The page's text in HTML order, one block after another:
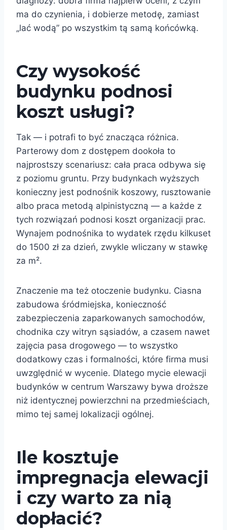
ma do czynienia, i dobierze metodę, zamiast
„lać wodą” po wszystkim tą samą końcówką.
Czy wysokość
budynku podnosi
koszt usługi?
Tak — i potrafi to być znacząca różnica.
Parterowy dom z dostępem dookoła to
najprostszy scenariusz: cała praca odbywa się
z poziomu gruntu. Przy budynkach wyższych
konieczny jest podnośnik koszowy, rusztowanie
albo praca metodą alpinistyczną — a każde z
tych rozwiązań podnosi koszt organizacji prac.
Wynajem podnośnika to wydatek rzędu kilkuset
do 1500 zł za dzień, zwykle wliczany w stawkę
za m².
Znaczenie ma też otoczenie budynku. Ciasna
zabudowa śródmiejska, konieczność
zabezpieczenia zaparkowanych samochodów,
chodnika czy witryn sąsiadów, a czasem nawet
zajęcia pasa drogowego — to wszystko
dodatkowy czas i formalności, które firma musi
uwzględnić w wycenie. Dlatego mycie elewacji
budynków w centrum Warszawy bywa droższe
niż identycznej powierzchni na przedmieściach,
mimo tej samej lokalizacji ogólnej.
Ile kosztuje
impregnacja elewacji
i czy warto za nią
dopłacić?